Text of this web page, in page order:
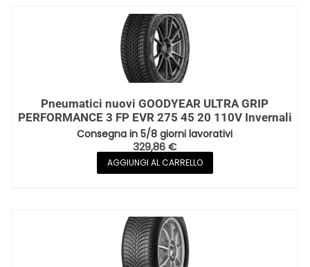
Pneumatici nuovi GOODYEAR ULTRA GRIP
PERFORMANCE 3 FP EVR 275 45 20 110V Invernali
Consegna in 5/8 giorni lavorativi
329,86€
AGGIUNGI AL CARRELLO